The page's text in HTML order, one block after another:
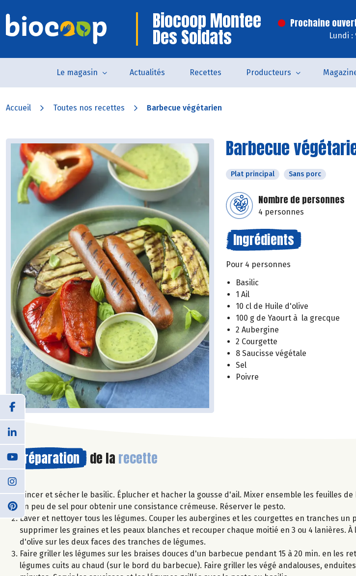
Biocoop Montee
Des Soldats
Prochaine
Lundi :
Le magasin Actualités Recettes Producteurs
Accueil Toutes nos recettes Barbecue végétarien
Barbecue
Plat principal Sans porc
Nombre de personnes
4 personnes
Ingrédients
Pour 4 personnes
Basilic
1 Ail
10 cl de Huile d'olive
100 g de Yaourt à la grecque
2 Aubergine
2 Courgette
8 Saucisse végétale
Sel
Poivre
Préparation de la recette
Rincer et sécher le basilic. Éplucher et hacher la gousse d'ail. Mixer ensemble les feuilles
un peu de sel pour obtenir une consistance crémeuse. Réserver le pesto.
Laver et nettoyer tous les légumes. Couper les aubergines et les courgettes en tranches un
supprimer les graines et les peaux blanches et recouper chaque moitié en 3 ou 4 lanières.
d'olive sur les deux faces des tranches de légumes.
Faire griller les légumes sur les braises douces d'un barbecue pendant 15 à 20 min. en les
légumes cuits au chaud (sur le bord du barbecue). Faire griller les végé andalouses,